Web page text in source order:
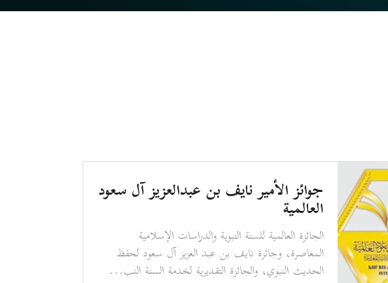
جوائز الأمير نايف بن عبدالعزيز آل سعود
العالمية
الجائزة العالمية للسنة النبوية والدراسات الإسلامية
المعاصرة، وجائزة نايف بن عبد العزيز آل سعود لحفظ
الحديث النبوي، والجائزة التقديرية لخدمة السنة النب...